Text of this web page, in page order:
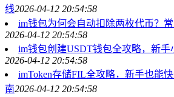
线2026-04-12 20:54:58
im钱包为何会自动扣除两枚代币？
2026-04-12 20:54:58
im钱包创建USDT钱包全攻略，新手
2026-04-12 20:54:58
imToken存储FIL全攻略，新手也能
南2026-04-12 20:54:58